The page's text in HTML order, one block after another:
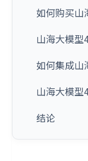
如何购买山
山海大模型
如何集成山
山海大模型
结论